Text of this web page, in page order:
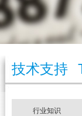
技术支持
行业知识